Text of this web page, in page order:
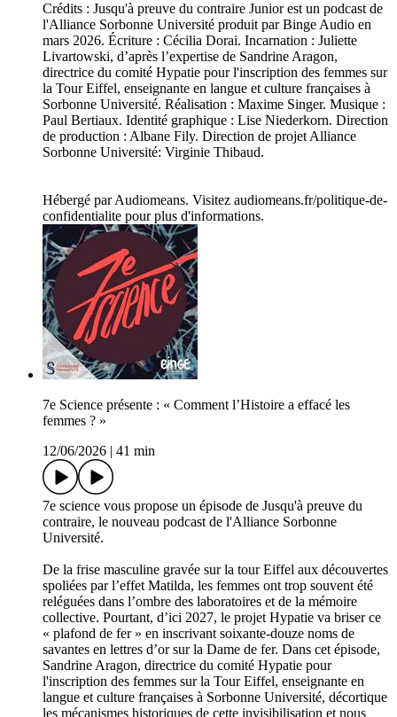
Crédits : Jusqu'à preuve du contraire Junior est un podcast de
l'Alliance Sorbonne Université produit par Binge Audio en
mars 2026. Écriture : Cécilia Dorai. Incarnation : Juliette
Livartowski, d’après l’expertise de Sandrine Aragon,
directrice du comité Hypatie pour l'inscription des femmes sur
la Tour Eiffel, enseignante en langue et culture françaises à
Sorbonne Université. Réalisation : Maxime Singer. Musique :
Paul Bertiaux. Identité graphique : Lise Niederkorn. Direction
de production : Albane Fily. Direction de projet Alliance
Sorbonne Université: Virginie Thibaud.
Hébergé par Audiomeans. Visitez audiomeans.fr/politique-de-
confidentialite pour plus d'informations.
7e Science présente : « Comment l’Histoire a effacé les
femmes ? »
12/06/2026
41 min
7e science vous propose un épisode de Jusqu'à preuve du
contraire, le nouveau podcast de l'Alliance Sorbonne
Université.
De la frise masculine gravée sur la tour Eiffel aux découvertes
spoliées par l’effet Matilda, les femmes ont trop souvent été
reléguées dans l’ombre des laboratoires et de la mémoire
collective. Pourtant, d’ici 2027, le projet Hypatie va briser ce
« plafond de fer » en inscrivant soixante-douze noms de
savantes en lettres d’or sur la Dame de fer. Dans cet épisode,
Sandrine Aragon, directrice du comité Hypatie pour
l'inscription des femmes sur la Tour Eiffel, enseignante en
langue et culture françaises à Sorbonne Université, décortique
les mécanismes historiques de cette invisibilisation et nous